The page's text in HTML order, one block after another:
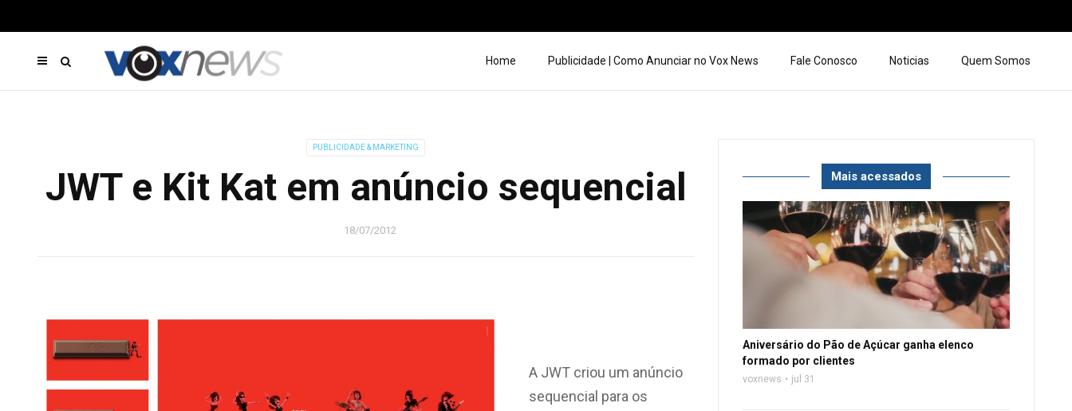
Home Publicidade | Como Anunciar no Vox News Fale Conosco Noticias Quem Somos
PUBLICIDADE & MARKETING
JWT e Kit Kat em anúncio sequencial
18/07/2012
A JWT criou um anúncio
sequencial para os
Mais acessados
Aniversário do Pão de Açúcar ganha elenco
formado por clientes
voxnews jul 31